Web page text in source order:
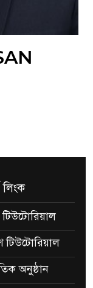
লিংক
টিউটোরিয়াল
টিউটোরিয়াল
অনুষ্ঠান